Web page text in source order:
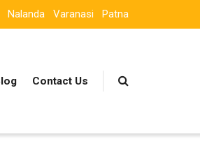
Nalanda Varanasi Patna
Contact Us